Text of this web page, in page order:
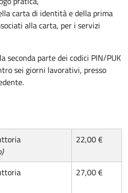
carta di identità e della prima
alla carta, per i servizi
seconda parte dei codici PIN/PUK
sei giorni lavorativi, presso
22,00 €
27,00 €